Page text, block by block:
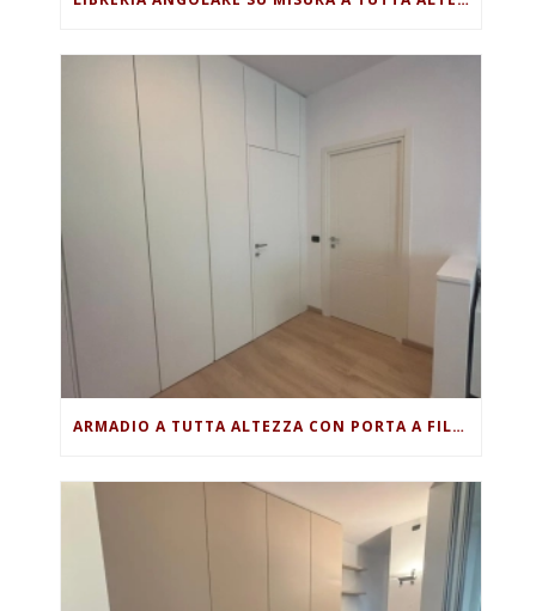
ARMADIO A TUTTA ALTEZZA CON PORTA A FILO MURO INTEGRATA